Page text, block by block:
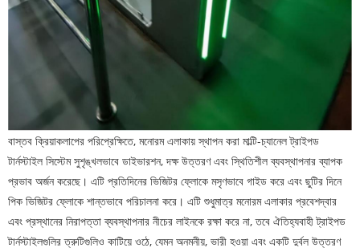
বাস্তব ক্রিয়াকলাপের পরিপ্রেক্ষিতে, মনোরম এলাকায় স্থাপন করা মাল্টি-চ্যানেল ট্রাইপড
টার্নস্টাইল সিস্টেম সুশৃঙ্খলভাবে ডাইভারশন, দক্ষ উত্তরণ এবং স্থিতিশীল ব্যবস্থাপনার ব্যাপক
প্রভাব অর্জন করেছে। এটি প্রতিদিনের ভিজিটর ফ্লোকে মসৃণভাবে গাইড করে এবং ছুটির দিনে
পিক ভিজিটর ফ্লোকে শান্তভাবে পরিচালনা করে। এটি শুধুমাত্র মনোরম এলাকার প্রবেশদ্বার
এবং প্রস্থানের নিরাপত্তা ব্যবস্থাপনার নীচের লাইনকে রক্ষা করে না, তবে ঐতিহ্যবাহী ট্রাইপড
টার্নস্টাইলগুলির ত্রুটিগুলিও কাটিয়ে ওঠে, যেমন অনমনীয়, ভারী হওয়া এবং একটি দুর্বল উত্তরণ